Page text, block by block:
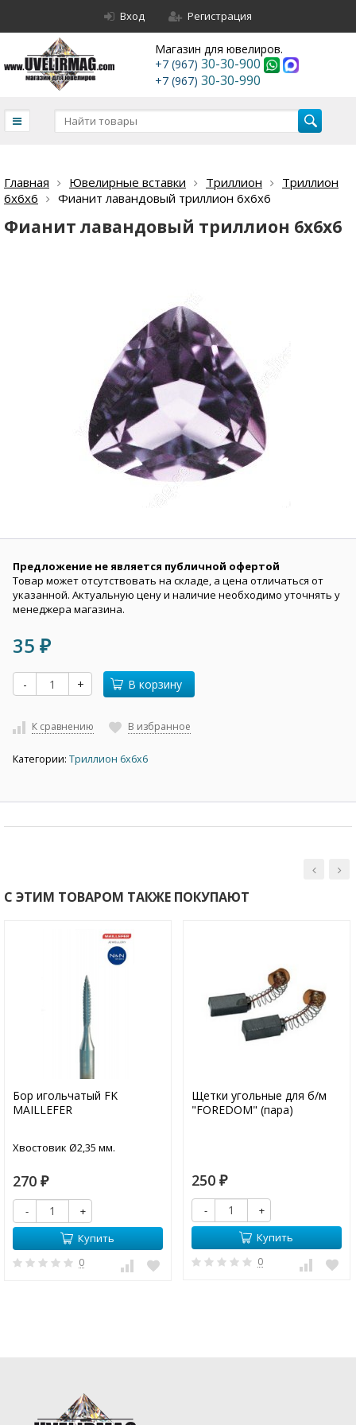
Вход Регистрация
Магазин для ювелиров.
+7 (967) 30-30-900
+7 (967) 30-30-990
Главная Ювелирные вставки Триллион
Триллион
6х6х6
Фианит лавандовый триллион 6х6х6
Фианит лавандовый триллион 6х6х6
Предложение не является публичной офертой
Товар может отсутствовать на складе, а цена отличаться от
указанной. Актуальную цену и наличие необходимо уточнять у
менеджера магазина.
35 ₽
- + В корзину
К сравнению В избранное
Категории: Триллион 6х6х6
С ЭТИМ ТОВАРОМ ТАКЖЕ ПОКУПАЮТ
Бор игольчатый FK
MAILLEFER
Хвостовик Ø2,35 мм.
270 ₽
-
+
Купить
0
Щетки угольные для б/м
"FOREDOM" (пара)
250 ₽
-
+
Купить
0